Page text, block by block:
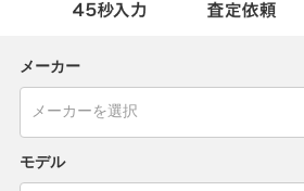
メーカー
モデル